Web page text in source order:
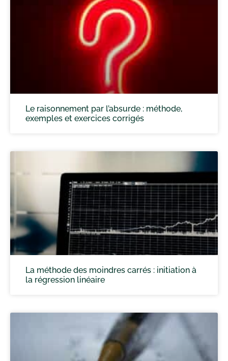
Le raisonnement par l’absurde : méthode,
exemples et exercices corrigés
La méthode des moindres carrés : initiation à
la régression linéaire